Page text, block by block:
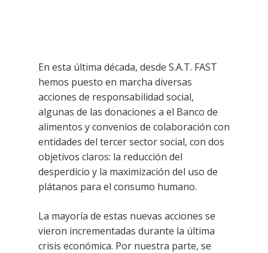
En esta última década, desde S.A.T. FAST
hemos puesto en marcha diversas
acciones de responsabilidad social,
algunas de las donaciones a el Banco de
alimentos y convenios de colaboración con
entidades del tercer sector social, con dos
objetivos claros: la reducción del
desperdicio y la maximización del uso de
plátanos para el consumo humano.
La mayoría de estas nuevas acciones se
vieron incrementadas durante la última
crisis económica. Por nuestra parte, se